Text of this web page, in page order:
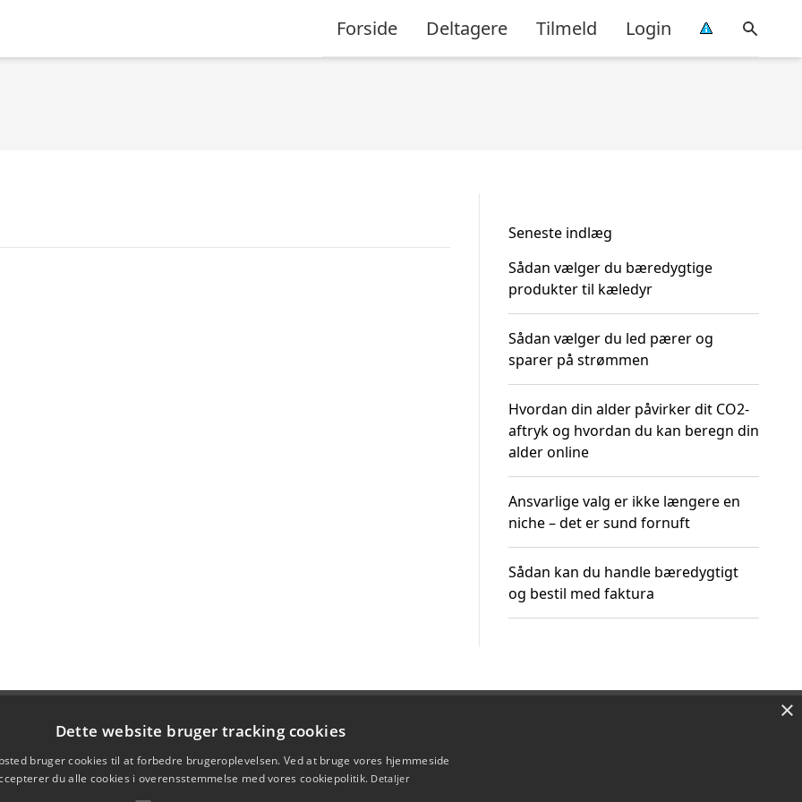
Forside Deltagere Tilmeld Login
Seneste indlæg
Sådan vælger du bæredygtige
produkter til kæledyr
Sådan vælger du led pærer og
sparer på strømmen
Hvordan din alder påvirker dit CO2-
aftryk og hvordan du kan beregn din
alder online
Ansvarlige valg er ikke længere en
niche – det er sund fornuft
Sådan kan du handle bæredygtigt
og bestil med faktura
×
Dette website bruger tracking cookies
bruger cookies til at forbedre brugeroplevelsen. Ved at bruge vores hjemmeside
du alle cookies i overensstemmelse med vores cookiepolitik. Detaljer